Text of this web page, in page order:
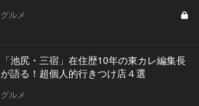
グルメ
「池尻・三宿」在住歴10年の東カレ編集長
が語る！超個人的行きつけ店４選
グルメ